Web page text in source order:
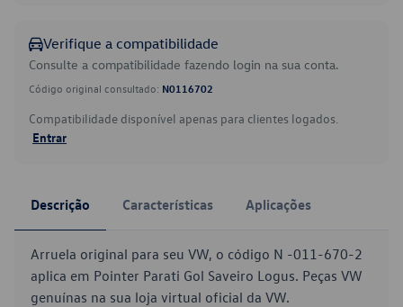
Verifique a compatibilidade
Consulte a compatibilidade fazendo login na sua conta.
Código original consultado: N0116702
Compatibilidade disponível apenas para clientes logados.
Entrar
Descrição Características Aplicações
Arruela original para seu VW, o código N -011-670-2
aplica em Pointer Parati Gol Saveiro Logus. Peças VW
genuínas na sua loja virtual oficial da VW.